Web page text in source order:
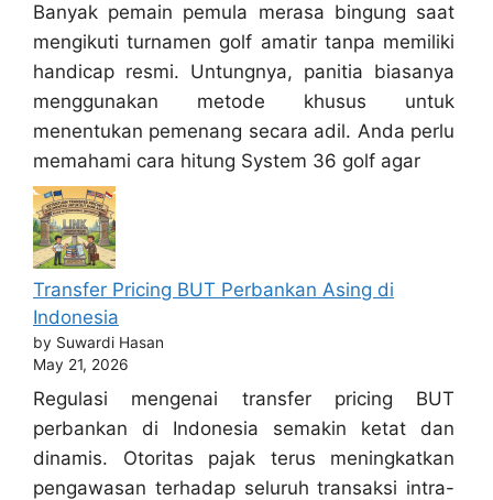
Banyak pemain pemula merasa bingung saat
mengikuti turnamen golf amatir tanpa memiliki
handicap resmi. Untungnya, panitia biasanya
menggunakan metode khusus untuk
menentukan pemenang secara adil. Anda perlu
memahami cara hitung System 36 golf agar
Transfer Pricing BUT Perbankan Asing di
Indonesia
by Suwardi Hasan
May 21, 2026
Regulasi mengenai transfer pricing BUT
perbankan di Indonesia semakin ketat dan
dinamis. Otoritas pajak terus meningkatkan
pengawasan terhadap seluruh transaksi intra-